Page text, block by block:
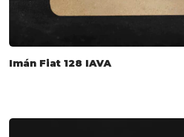
Imán Fiat 128 IAVA